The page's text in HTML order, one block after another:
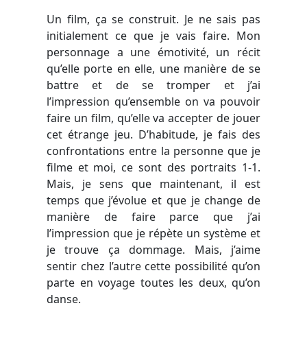
Un film, ça se construit. Je ne sais pas
initialement ce que je vais faire. Mon
personnage a une émotivité, un récit
qu’elle porte en elle, une manière de se
battre et de se tromper et j’ai
l’impression qu’ensemble on va pouvoir
faire un film, qu’elle va accepter de jouer
cet étrange jeu. D’habitude, je fais des
confrontations entre la personne que je
filme et moi, ce sont des portraits 1-1.
Mais, je sens que maintenant, il est
temps que j’évolue et que je change de
manière de faire parce que j’ai
l’impression que je répète un système et
je trouve ça dommage. Mais, j’aime
sentir chez l’autre cette possibilité qu’on
parte en voyage toutes les deux, qu’on
danse.